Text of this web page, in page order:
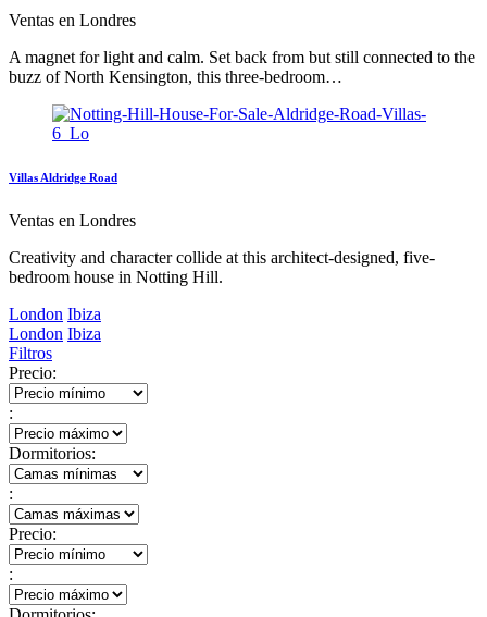
Ventas en Londres
A magnet for light and calm. Set back from but still connected to the
buzz of North Kensington, this three-bedroom…
Villas Aldridge Road
Ventas en Londres
Creativity and character collide at this architect-designed, five-
bedroom house in Notting Hill.
London Ibiza
London Ibiza
Filtros
Precio:
:
Dormitorios:
:
Precio:
: